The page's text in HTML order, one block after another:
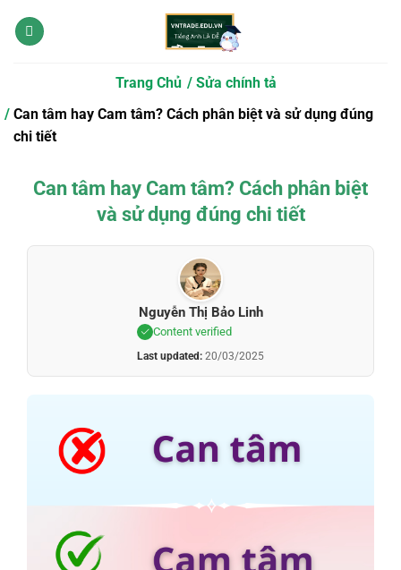
qua
Trang Chủ
Sửa chính tả
Can tâm hay Cam tâm? Cách phân biệt và sử dụng đúng
chi tiết
Can tâm hay Cam tâm? Cách phân biệt
và sử dụng đúng chi tiết
Nguyễn Thị Bảo Linh
Content verified
Last updated: 20/03/2025